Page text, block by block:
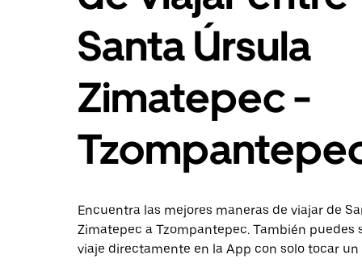
Santa Úrsula
Zimatepec -
Encuentra las mejores maneras de viajar de
Zimatepec a Tzompantepec. También puedes
viaje directamente en la App con solo tocar un